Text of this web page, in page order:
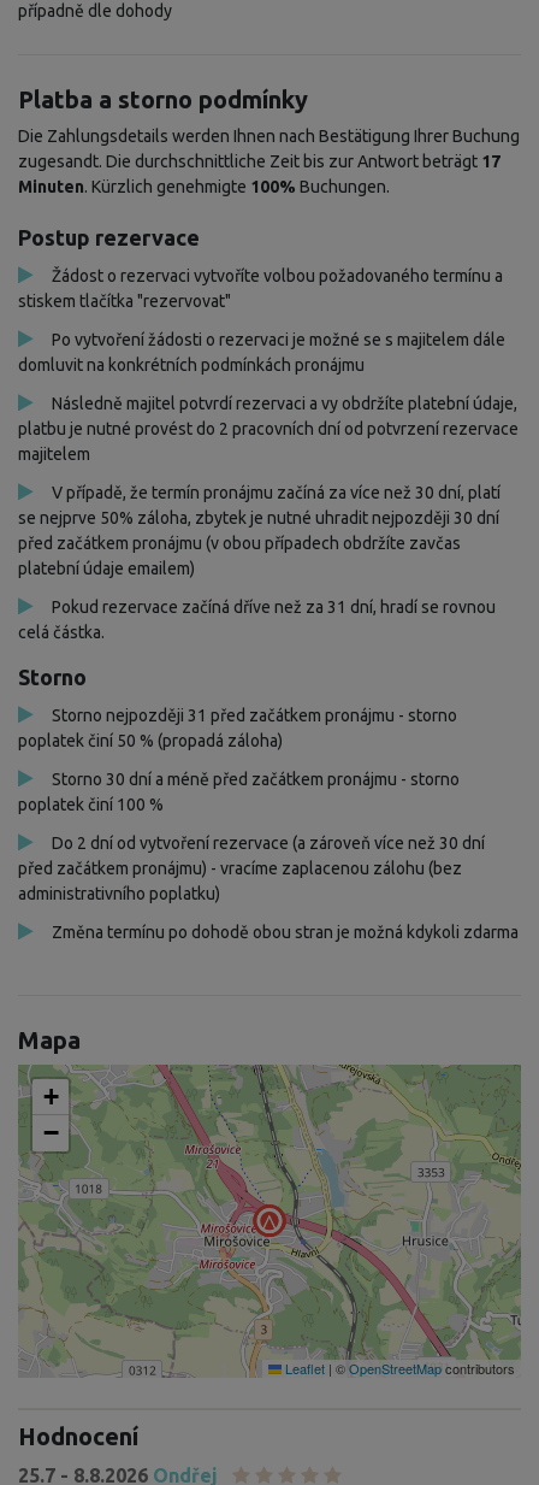
případně dle dohody
Platba a storno podmínky
Die Zahlungsdetails werden Ihnen nach Bestätigung Ihrer Buchung
zugesandt. Die durchschnittliche Zeit bis zur Antwort beträgt 17
Minuten. Kürzlich genehmigte 100% Buchungen.
Postup rezervace
Žádost o rezervaci vytvoříte volbou požadovaného termínu a
stiskem tlačítka "rezervovat"
Po vytvoření žádosti o rezervaci je možné se s majitelem dále
domluvit na konkrétních podmínkách pronájmu
Následně majitel potvrdí rezervaci a vy obdržíte platební údaje,
platbu je nutné provést do 2 pracovních dní od potvrzení rezervace
majitelem
V případě, že termín pronájmu začíná za více než 30 dní, platí
se nejprve 50% záloha, zbytek je nutné uhradit nejpozději 30 dní
před začátkem pronájmu (v obou případech obdržíte zavčas
platební údaje emailem)
Pokud rezervace začíná dříve než za 31 dní, hradí se rovnou
celá částka.
Storno
Storno nejpozději 31 před začátkem pronájmu - storno
poplatek činí 50 % (propadá záloha)
Storno 30 dní a méně před začátkem pronájmu - storno
poplatek činí 100 %
Do 2 dní od vytvoření rezervace (a zároveň více než 30 dní
před začátkem pronájmu) - vracíme zaplacenou zálohu (bez
administrativního poplatku)
Změna termínu po dohodě obou stran je možná kdykoli zdarma
Mapa
+
−
Leaflet | ©OpenStreetMapcontributors
Hodnocení
25.7 - 8.8.2026 Ondřej